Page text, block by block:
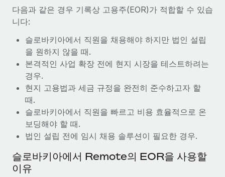
글로벌 인재 이동 및 전근
직원 해외 이전을 간편하게 처리
복리후생
손쉬운 직원 복리후생 관리
트너십을 맺은 Reverse Tech
Reverse Tech 한눈에 보기 건강 및 웰니스 스타트업인 Reverse
Tech는 Remote와 파트너십을 맺고 글로벌 계약직 인력 및 미국
급여 관리를 통해 국제 노동법...
자세히 알아보기
블로그 둘러보기
블로그
Remote 제품 관련 소식: Gusto 및 Xero와의 통합과
Remote Contractor Management Plus
Remote의 사명은 모든 규모의 기업이 전 세계 어디서든 업무에 가
장 적합 사람을 찾아 채용 및 관리하고 급여를 지급하도록 돕는 것
입니다. 이를 위해 최근 몇 주 동안 새로운...
자세히 알아보기
다음과 같은 경우 기록상 고용주(EOR)가 적합할 수 있습
니다:
슬로바키아에서 직원을 채용해야 하지만 법인 설립
을 원하지 않을 때.
본격적인 사업 확장 전에 현지 시장을 테스트하려는
경우.
현지 고용법과 세금 규정을 완전히 준수하고자 할
때.
슬로바키아에서 직원을 빠르고 비용 효율적으로 온
보딩해야 할 때.
법인 설립 전에 임시 채용 솔루션이 필요한 경우.
슬로바키아에서 Remote의 EOR을 사용할
이유